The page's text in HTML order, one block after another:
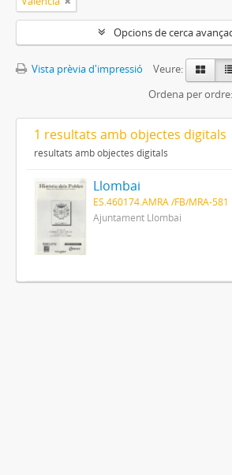
Opcions de cerca
Vista prèvia d'impressió
Veure:
Ordena per ordre:
1 resultats amb objectes digitals
resultats amb objectes digitals
Llombai
ES.460174.AMRA /FB/MRA-581
Ajuntament Llombai